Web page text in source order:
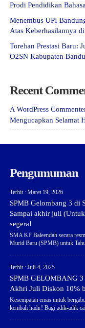
Prodi Pendidikan
Menembus UPI
Atas Keberhasilannya
Torehan Prestasi Baru:
O2SN Kabupaten
Recent
A WordPress
Mengucapkan Selamat
Pengumuman
Terbit : Maret 19, 2026
SPMB Gelombang 3 di
Sampai akhir juli
segera!
SMA KP Baleendah secara
Murid Baru (SPMB) untuk
Terbit : Juli 4, 2025
SPMB GELOMBANG
Akhri Juli Diskon 10%
Kesempatan emas untuk
kembali hadir! Bagi adik-adik